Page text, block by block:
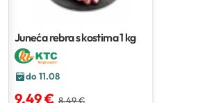
Juneća rebra s kostima1 kg
do 11.08
9,49 € 8,49 €